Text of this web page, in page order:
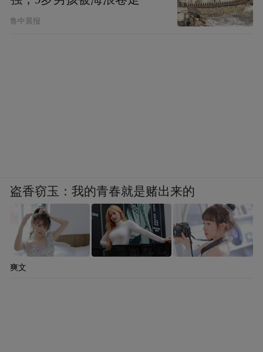
鲁中晨报
盗香窃玉：我的青春就是赌出来的
爽文